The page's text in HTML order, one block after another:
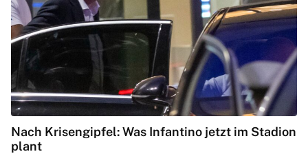
Nach Krisengipfel: Was Infantino jetzt im Stadion
plant